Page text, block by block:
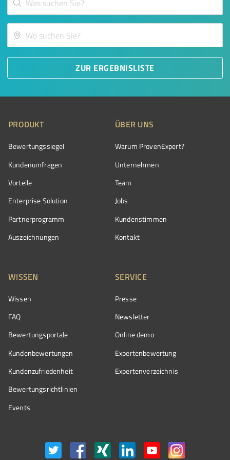
ZUR ERGEBNISLISTE
PRODUKT
Bewertungssiegel
Kundenumfragen
Vorteile
Enterprise Solution
Partnerprogramm
Auszeichnungen
ÜBER UNS
Warum ProvenExpert?
Unternehmen
Team
Jobs
Kundenstimmen
Kontakt
WISSEN
Wissen
FAQ
Bewertungsportale
Kundenbewertungen
Kundenzufriedenheit
Bewertungs­richtlinien
Events
SERVICE
Presse
Newsletter
Online demo
Expertenbewertung
Expertenverzeichnis